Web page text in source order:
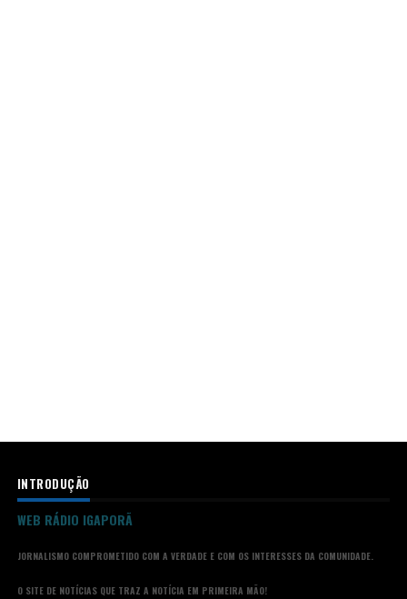
INTRODUÇÃO
WEB RÁDIO IGAPORÃ
JORNALISMO COMPROMETIDO COM A VERDADE E COM OS INTERESSES DA COMUNIDADE.
O SITE DE NOTÍCIAS QUE TRAZ A NOTÍCIA EM PRIMEIRA MÃO!